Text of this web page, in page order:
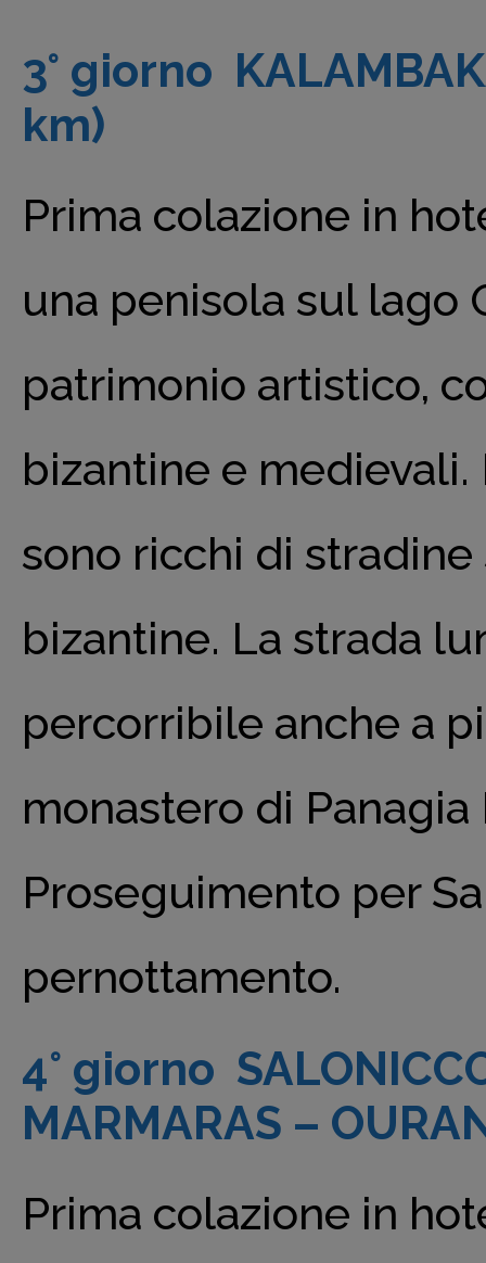
3° giorno
km)
Prima colazione in
una penisola sul lago
patrimonio artistico,
bizantine e
sono ricchi di
bizantine. La strada
percorribile anche a
monastero di
Proseguimento per
pernottamento.
4° giorno
MARMARAS –
Prima colazione in